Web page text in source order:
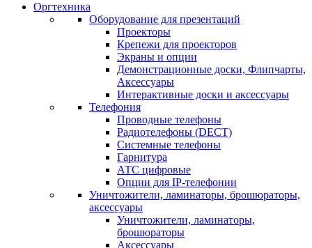
Оргтехника
Оборудование для презентаций
Проекторы
Крепежи для проекторов
Экраны и опции
Демонстрационные доски, Флипчарты,
Аксессуары
Интерактивные доски и аксессуары
Телефония
Проводные телефоны
Радиотелефоны (DECT)
Системные телефоны
Гарнитура
АТС цифровые
Опции для IP-телефонии
Уничтожители, ламинаторы, брошюраторы,
аксессуары
Уничтожители, ламинаторы,
брошюраторы
Аксессуары